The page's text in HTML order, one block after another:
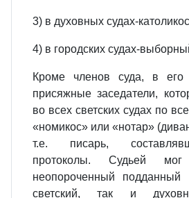
3) в духовных
4) в городских
Кроме членов суда, в его
присяжные заседатели,
во всех светских судах по
«номикос» или «нотар»
т.е. писарь,
протоколы. Судьей
неопороченный подданный
светский, так и